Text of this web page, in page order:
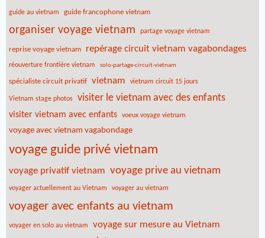
guide au vietnam guide francophone vietnam
organiser voyage vietnam partage voyage vietnam
reprise voyage vietnam repérage circuit vietnam vagabondages
réouverture frontière vietnam solo-partage-circuit-vietnam
spécialiste circuit privatif vietnam vietnam circuit 15 jours
Vietnam stage photos visiter le vietnam avec des enfants
visiter vietnam avec enfants voeux voyage vietnam
voyage avec vietnam vagabondage
voyage guide privé vietnam
voyage privatif vietnam voyage prive au vietnam
voyager actuellement au Vietnam voyager au vietnam
voyager avec enfants au vietnam
voyager en solo au vietnam voyage sur mesure au Vietnam